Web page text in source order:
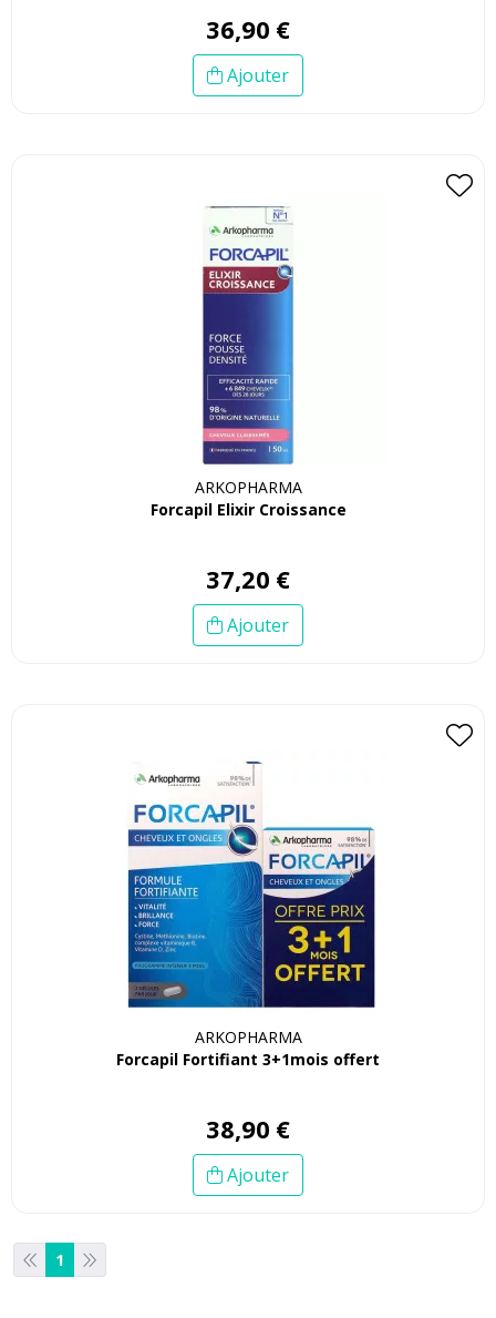
36,90 €
Ajouter
ARKOPHARMA
Forcapil Elixir Croissance
37,20 €
Ajouter
ARKOPHARMA
Forcapil Fortifiant 3+1mois offert
38,90 €
Ajouter
1